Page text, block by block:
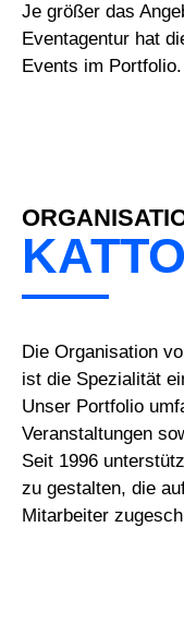
Je größer das
Eventagentur hat
Events im Portfolio.
Die Organisation
ist die Spezialität
Unser Portfolio
Veranstaltungen
Seit 1996
zu gestalten, die
Mitarbeiter